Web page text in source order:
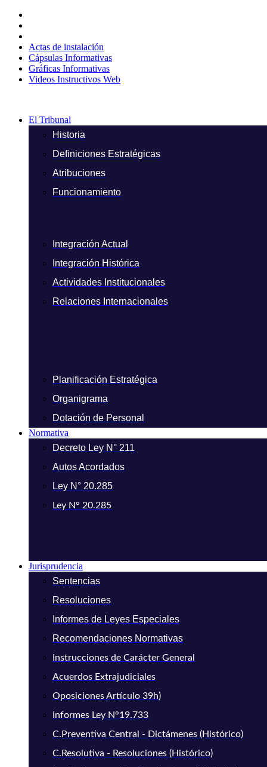
contenido
Actas de instalación
Cápsulas Informativas
Gráficas Informativas
Videos Instructivos Web
El Tribunal
Historia
Definiciones Estratégicas
Atribuciones
Funcionamiento
Integración Actual
Integración Histórica
Actividades Institucionales
Relaciones Internacionales
Planificación Estratégica
Organigrama
Dotación de Personal
Normativa
Decreto Ley N° 211
Autos Acordados
Ley N° 20.285
Ley N° 20.285
Jurisprudencia
Sentencias
Resoluciones
Informes de Leyes Especiales
Recomendaciones Normativas
Instrucciones de Carácter General
Acuerdos Extrajudiciales
Oposiciones Artículo 39h)
Informes Ley N°19.733
C.Preventiva Central - Dictámenes (Histórico)
C.Resolutiva - Resoluciones (Histórico)